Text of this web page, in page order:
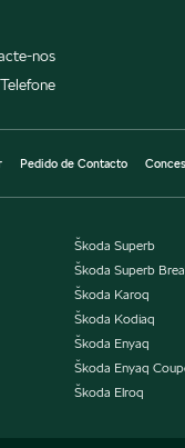
nos
Telefone
Pedido de Contacto
Škoda Superb
Škoda Superb
Škoda Karoq
Škoda Kodiaq
Škoda Enyaq
Škoda Enyaq
Škoda Elroq